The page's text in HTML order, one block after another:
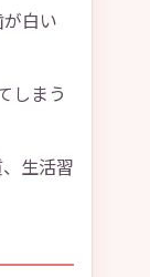
白い
しまう
生活習